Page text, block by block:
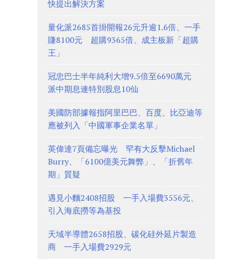
快提出解決方案
量化派2685首掛開報26元升逾1.6倍、一手
賺8100元 超購9365倍、成主板新「超購
王」
冠忠巴士半年純利大增9.5倍至6690萬元
派中期息連特別股息10仙
美國防部據報指阿里巴巴、百度、比亞迪等
應被列入「中國軍事企業名單」
英偉達7頁備忘曝光 罕有大反擊Michael
Burry、「6100億美元舞弊」、「折舊年
期」質疑
遇見小麵2408招股 一手入場費3556元、
引入海底撈等為基投
天域半導體2658招股、碳化硅外延片製造
商 一手入場費2929元